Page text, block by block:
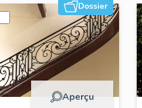
Dossier
Aperçu